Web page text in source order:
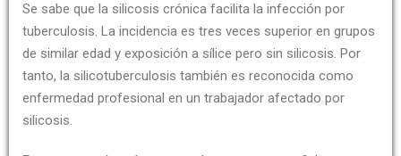
Se sabe que la silicosis crónica facilita la infección por
tuberculosis. La incidencia es tres veces superior en grupos
de similar edad y exposición a sílice pero sin silicosis. Por
tanto, la silicotuberculosis también es reconocida como
enfermedad profesional en un trabajador afectado por
silicosis.